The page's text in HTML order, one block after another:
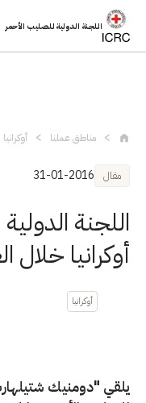
اللجنة الدولية للصليب الأحمر
مناطق عملنا أوكرانيا
مقال 31-01-2016
اللجنة
أوكرانيا خلال
أوكرانيا
يلقي "دومنيك